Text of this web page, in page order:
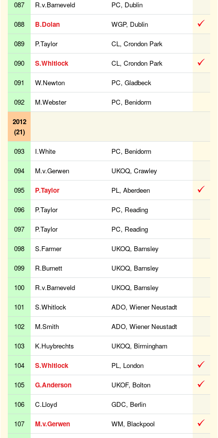
087 R.v.Barneveld PC, Dublin
088 B.Dolan WGP, Dublin
089 P.Taylor CL, Crondon Park
090 S.Whitlock CL, Crondon Park
091 W.Newton PC, Gladbeck
092 M.Webster PC, Benidorm
2012
(21)
093 I.White PC, Benidorm
094 M.v.Gerwen UKOQ, Crawley
095 P.Taylor PL, Aberdeen
096 P.Taylor PC, Reading
097 P.Taylor PC, Reading
098 S.Farmer UKOQ, Barnsley
099 R.Burnett UKOQ, Barnsley
100 R.v.Barneveld UKOQ, Barnsley
101 S.Whitlock ADO, Wiener Neustadt
102 M.Smith ADO, Wiener Neustadt
103 K.Huybrechts UKOQ, Birmingham
104 S.Whitlock PL, London
105 G.Anderson UKOF, Bolton
106 C.Lloyd GDC, Berlin
107 M.v.Gerwen WM, Blackpool